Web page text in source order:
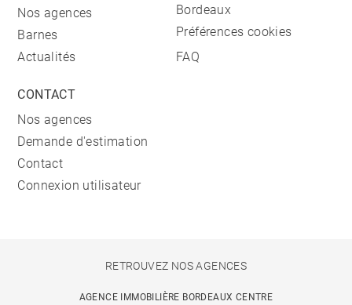
Nos agences
Barnes
Actualités
Bordeaux
Préférences cookies
FAQ
CONTACT
Nos agences
Demande d'estimation
Contact
Connexion utilisateur
RETROUVEZ NOS AGENCES
AGENCE IMMOBILIÈRE BORDEAUX CENTRE